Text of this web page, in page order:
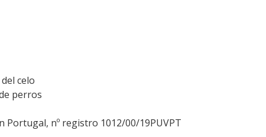
celo
perros
Portugal, nº registro 1012/00/19PUVPT